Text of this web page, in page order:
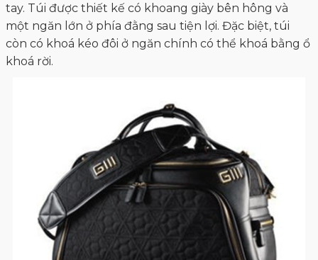
tay. Túi được thiết kế có khoang giày bên hông và
một ngăn lớn ở phía đằng sau tiện lợi. Đặc biệt, túi
còn có khoá kéo đôi ở ngăn chính có thể khoá bằng ổ
khoá rời.